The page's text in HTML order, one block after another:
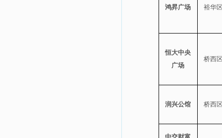
鸿昇广场 裕华
恒大中央
广场
桥西
润兴公馆 桥西